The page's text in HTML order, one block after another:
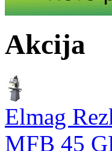
Akcija
Elmag
MFB 45